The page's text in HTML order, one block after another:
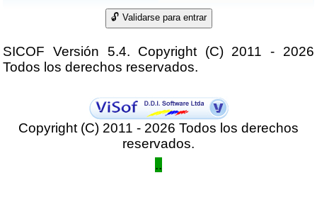
SICOF Versión 5.4. Copyright (C) 2011 - 2026
Todos los derechos reservados.
Copyright (C) 2011 - 2026 Todos los derechos
reservados.
..